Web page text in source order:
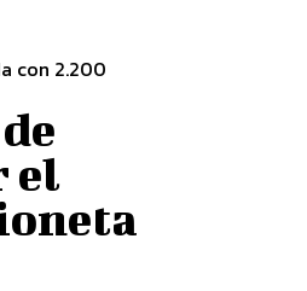
con 2.200
el